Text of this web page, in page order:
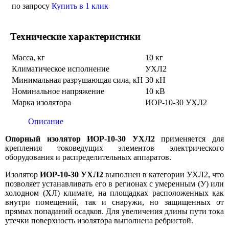
по запросу Купить в 1 клик
Технические характеристики
Масса, кг
10 кг
Климатическое исполнение
УХЛ2
Минимальная разрушающая сила, кН 30 кН
Номинальное напряжение
10 кВ
Марка изолятора
ИОР-10-30 УХЛ2
Описание
Опорный изолятор ИОР-10-30 УХЛ2применяется для
крепления токоведущих элементов электрического
оборудования и распределительных аппаратов.
Изолятор ИОР-10-30 УХЛ2 выполнен в категории УХЛ2, что
позволяет устанавливать его в регионах с умеренным (У) или
холодном (ХЛ) климате, на площадках расположенных как
внутри помещений, так и снаружи, но защищенных от
прямых попаданий осадков. Для увеличения длины пути тока
утечки поверхность изолятора выполнена ребристой.